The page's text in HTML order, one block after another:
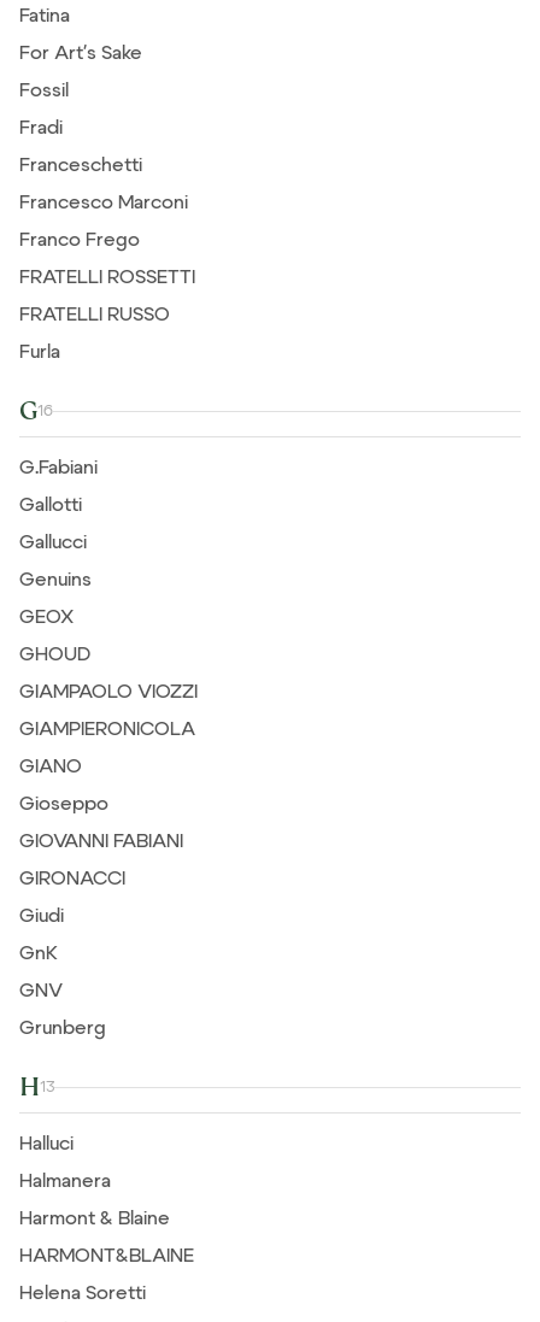
Fatina
For Art's Sake
Fossil
Fradi
Franceschetti
Francesco Marconi
Franco Frego
FRATELLI ROSSETTI
FRATELLI RUSSO
Furla
G16
G.Fabiani
Gallotti
Gallucci
Genuins
GEOX
GHOUD
GIAMPAOLO VIOZZI
GIAMPIERONICOLA
GIANO
Gioseppo
GIOVANNI FABIANI
GIRONACCI
Giudi
GnK
GNV
Grunberg
H13
Halluci
Halmanera
Harmont & Blaine
HARMONT&BLAINE
Helena Soretti